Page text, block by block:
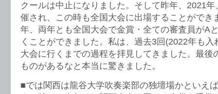
クールは中止になりました。そして昨年、2021
催され、この時も全国大会に出場することができ
年、両年とも全国大会で金賞・全ての審査員がA
くことができました。私は、過去3回(2022年も
大会に行くまでの過程を拝見してきました。最後
ものがあるなと本当に驚きました。
■では関西は龍谷大学吹奏楽部の独壇場かといえ